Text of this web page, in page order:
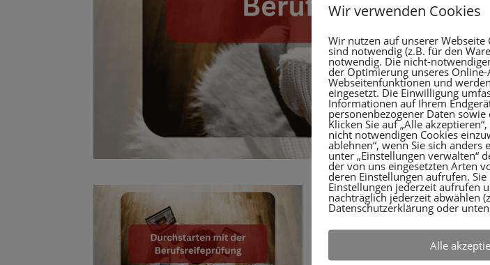
Wir verwenden Cookies
Wir nutzen auf unserer Webseite
sind notwendig (z.B. für den
notwendig. Die nicht-
der Optimierung unseres
Webseitenfunktionen und
eingesetzt. Die Einwilligung
Informationen auf Ihrem
personenbezogener Daten
Klicken Sie auf „Alle
nicht notwendigen Cookies
ablehnen“, wenn Sie sich anders
unter „Einstellungen verwalten“
der von uns eingesetzten Arten
deren Einstellungen aufrufen.
Einstellungen jederzeit aufrufen
nachträglich jederzeit abwählen
Datenschutzerklärung oder
Alle